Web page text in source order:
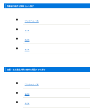
西春駅の物件を間取りから探す
ワンルーム・1K
1LDK
2LDK
3LDK
徳重・名古屋芸大駅の物件を間取りから探す
ワンルーム・1K
1LDK
2LDK